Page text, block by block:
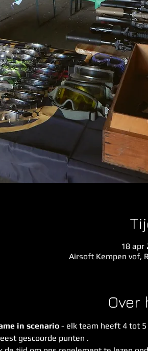
18 apr
Airsoft Kempen vof,
Over
in scenario - elk team heeft 4 tot 5
gescoorde punten .